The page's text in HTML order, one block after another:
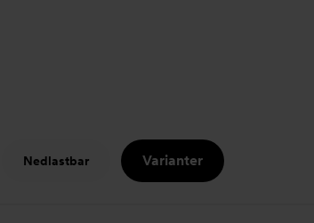
Nedlastbar Varianter